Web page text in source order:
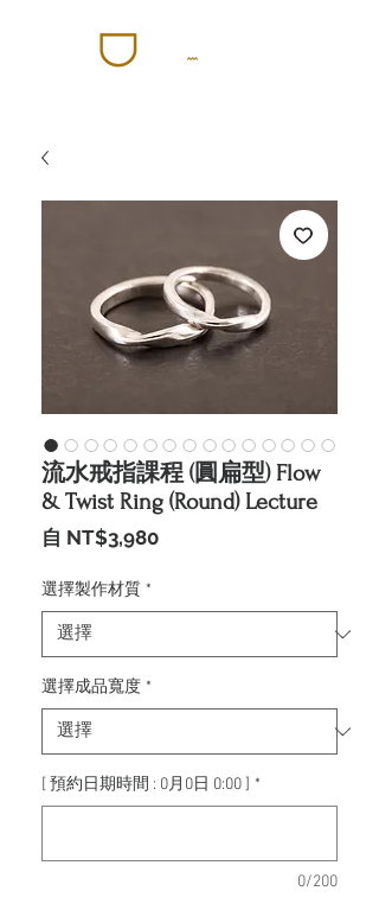
流水戒指課程 (圓扁型) Flow
& Twist Ring (Round) Lecture
自 NT$3,980促
格
選擇製作材質 *
選擇成品寬度 *
[ 預約日期時間 : 0月0日 0:00 ] *
0/200